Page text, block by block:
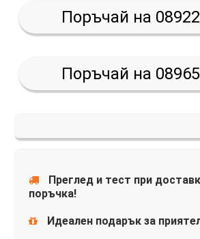
Поръчай на
Поръчай на
Преглед и тест при
поръчка!
Идеален подарък за